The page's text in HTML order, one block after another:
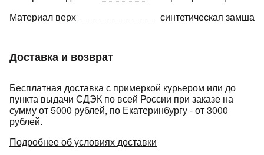
Доставка и возврат
Бесплатная доставка с примеркой курьером или до
пункта выдачи СДЭК по всей России при заказе на
сумму от 5000 рублей, по Екатеринбургу - от 3000
рублей.
Подробнее об условиях доставки
Материал верх
синтетическая замша